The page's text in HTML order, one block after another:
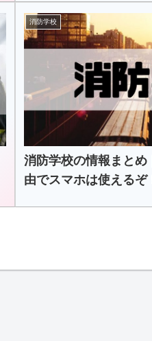
消防学校
消防学校の情報まとめ
由でスマホは使えるぞ